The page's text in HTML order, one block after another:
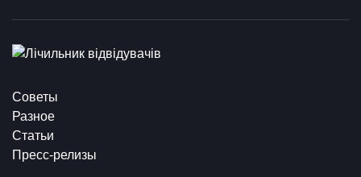
Советы
Разное
Статьи
Пресс-релизы